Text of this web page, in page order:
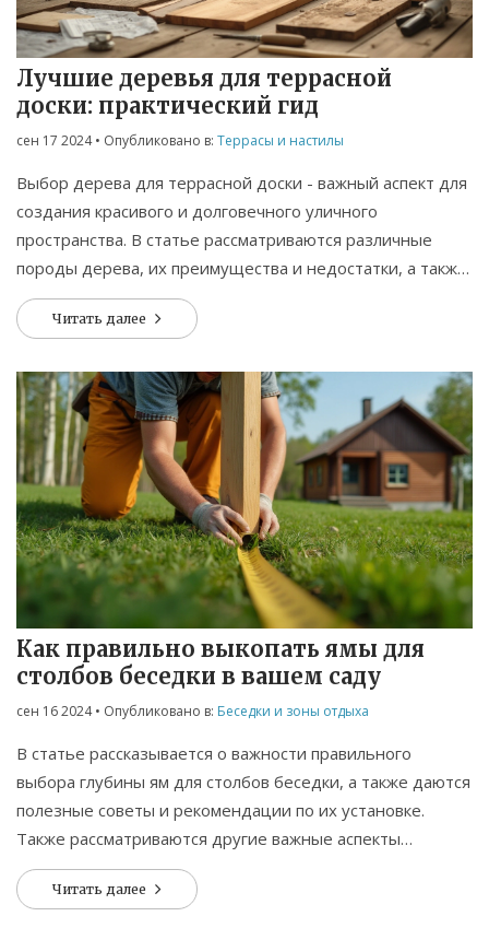
Лучшие деревья для террасной
доски: практический гид
сен 17 2024• Опубликовано в: Террасы и настилы
Выбор дерева для террасной доски - важный аспект для
создания красивого и долговечного уличного
пространства. В статье рассматриваются различные
породы дерева, их преимущества и недостатки, а также
влияние внешних условий на долговечность материала.
Полезные советы помогут вам сделать осознанный
Читать далее
Как правильно выкопать ямы для
столбов беседки в вашем саду
сен 16 2024• Опубликовано в: Беседки и зоны отдыха
В статье рассказывается о важности правильного
выбора глубины ям для столбов беседки, а также даются
полезные советы и рекомендации по их установке.
Также рассматриваются другие важные аспекты
возведения беседки, чтобы она была прочной и
долговечной.
Читать далее